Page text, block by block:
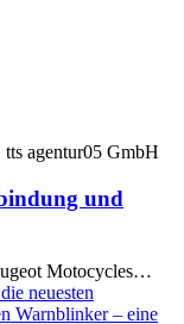
agentur05 GmbH
und
Motocycles…